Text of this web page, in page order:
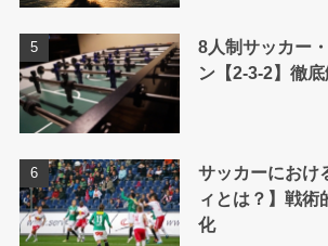
8人制サッカー
ン【2-3-2】徹底
サッカーにおけ
ィとは？】戦術
化